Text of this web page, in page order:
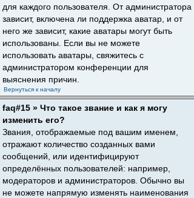
для каждого пользователя. От администратора
зависит, включена ли поддержка аватар, и от
него же зависит, какие аватары могут быть
использованы. Если вы не можете
использовать аватары, свяжитесь с
администратором конференции для
выяснения причин.
Вернуться к началу
faq#15 » Что такое звание и как я могу
изменить его?
Звания, отображаемые под вашим именем,
отражают количество созданных вами
сообщений, или идентифицируют
определённых пользователей: например,
модераторов и администраторов. Обычно вы
не можете напрямую изменять наименования